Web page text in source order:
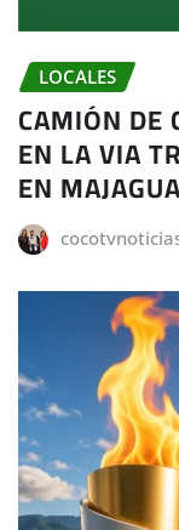
LOCALES
CAMIÓN DE
EN LA VIA
EN